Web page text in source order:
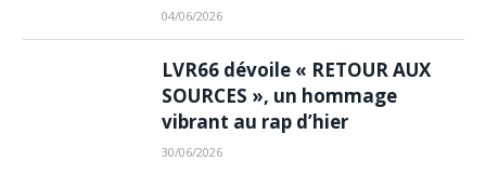
04/06/2026
LVR66 dévoile « RETOUR AUX
SOURCES », un hommage
vibrant au rap d’hier
30/06/2026